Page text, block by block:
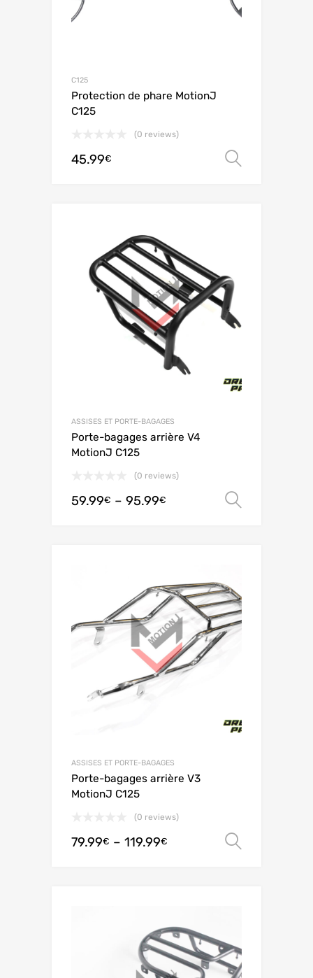
C125
Protection de phare MotionJ
C125
(0 reviews)
45.99€
ASSISES ET PORTE-BAGAGES
Porte-bagages arrière V4
MotionJ C125
(0 reviews)
59.99€ – 95.99€
ASSISES ET PORTE-BAGAGES
Porte-bagages arrière V3
MotionJ C125
(0 reviews)
79.99€ – 119.99€